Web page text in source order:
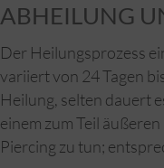
ABHEILUNG
Der Heilungsprozess
variiert von 24 Tagen
Heilung, selten dauert
einem zum Teil
Piercing zu tun;